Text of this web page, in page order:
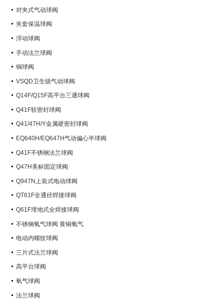
对夹式气动球阀
夹套保温球阀
浮动球阀
手动法兰球阀
铜球阀
VSQD卫生级气动球阀
Q14F/Q15F高平台三通球阀
Q41F软密封球阀
Q41/47H/Y金属硬密封球阀
EQ640H/EQ647H气动偏心半球阀
Q41F不锈钢法兰球阀
Q47H美标固定球阀
Q947N上装式电动球阀
QT61F全通径焊接球阀
Q61F埋地式全焊接球阀
不锈钢氧气球阀 黄铜氧气
电动内螺纹球阀
三片式法兰球阀
高平台球阀
氧气球阀
法兰球阀